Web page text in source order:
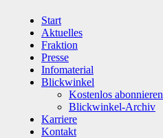
Start
Aktuelles
Fraktion
Presse
Infomaterial
Blickwinkel
Kostenlos abonnieren
Blickwinkel-Archiv
Karriere
Kontakt